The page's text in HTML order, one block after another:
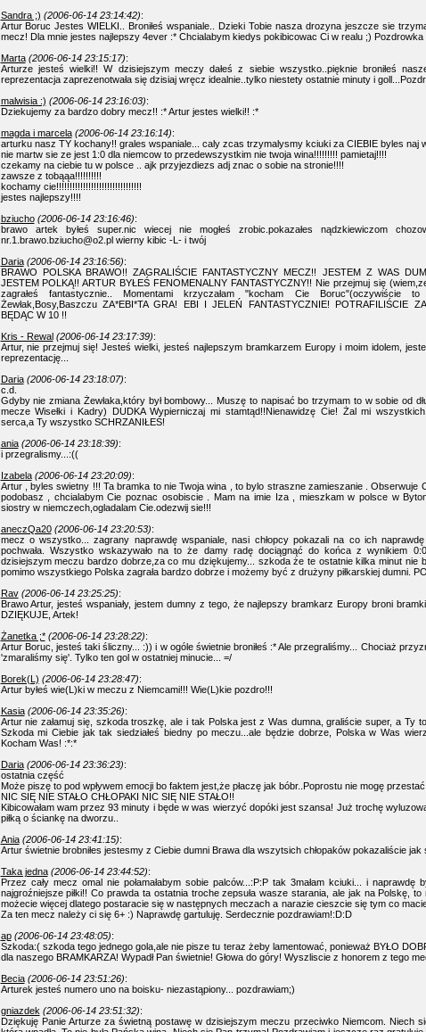
Sandra ;) (2006-06-14 23:14:42):
Artur Boruc Jestes WIELKI.. Broniłeś wspaniale.. Dzieki Tobie nasza drozyna jeszcze sie
mecz! Dla mnie jestes najlepszy 4ever :* Chcialabym kiedys pokibicowac Ci w realu ;) Pozdrowka
Marta (2006-06-14 23:15:17):
Arturze jesteś wielki!! W dzisiejszym meczy dałeś z siebie wszystko..pięknie broniłeś
reprezentacja zaprezenotwała się dzisiaj wręcz idealnie..tylko niestety ostatnie minuty i
malwisia :) (2006-06-14 23:16:03):
Dziekujemy za bardzo dobry mecz!! :* Artur jestes wielki!! :*
magda i marcela (2006-06-14 23:16:14):
arturku nasz TY kochany!! grales wspaniale... caly zcas trzymalysmy kciuki za CIEBIE byles naj
nie martw sie ze jest 1:0 dla niemcow to przedewszystkim nie twoja wina!!!!!!!!! pamietaj!!!!
czekamy na ciebie tu w polsce .. ajk przyjezdiezs adj znac o sobie na stronie!!!!
zawsze z tobąąa!!!!!!!!!!
kochamy cie!!!!!!!!!!!!!!!!!!!!!!!!!!!!!!!!
jestes najlepszy!!!!
bziucho (2006-06-14 23:16:46):
brawo artek byłeś super.nic wiecej nie mogłeś zrobic.pokazałes nądzkiewiczom
nr.1.brawo.bziucho@o2.plwierny kibic -L- i twój
Daria (2006-06-14 23:16:56):
BRAWO POLSKA BRAWO!! ZAGRALIŚCIE FANTASTYCZNY MECZ!! JESTEM Z WAS
JESTEM POLKĄ!! ARTUR BYŁEŚ FENOMENALNY FANTASTYCZNY!! Nie przejmuj się
zagrałeś fantastycznie.. Momentami krzyczałam "kocham Cie Boruc"(oczywiście to
Żewłak,Bosy,Baszczu ZA*EBI*TA GRA! EBI I JELEŃ FANTASTYCZNIE! POTRAFILIŚCIE
BĘDĄC W 10 !!
Kris - Rewal (2006-06-14 23:17:39):
Artur, nie przejmuj się! Jesteś wielki, jesteś najlepszym bramkarzem Europy i moim idolem,
reprezentację...
Daria (2006-06-14 23:18:07):
c.d.
Gdyby nie zmiana Żewłaka,który był bombowy... Muszę to napisać bo trzymam to w sobie od
mecze Wisełki i Kadry) DUDKA Wypierniczaj mi stamtąd!!Nienawidzę Cie! Żal mi wszystkich
serca,a Ty wszystko SCHRZANIŁEŚ!
ania (2006-06-14 23:18:39):
i przegralismy...:((
Izabela (2006-06-14 23:20:09):
Artur , byles swietny !!! Ta bramka to nie Twoja wina , to bylo straszne zamieszanie . Obserwuje
podobasz , chcialabym Cie poznac osobiscie . Mam na imie Iza , mieszkam w polsce w
siostry w niemczech,ogladalam Cie.odezwij sie!!!
aneczQa20 (2006-06-14 23:20:53):
mecz o wszystko... zagrany naprawdę wspaniale, nasi chłopcy pokazali na co ich
pochwała. Wszystko wskazywało na to że damy radę dociągnąć do końca z wynikiem
dzisiejszym meczu bardzo dobrze,za co mu dziękujemy... szkoda że te ostatnie kilka minut nie
pomimo wszystkiego Polska zagrała bardzo dobrze i możemy być z drużyny piłkarskiej dumni.
Rav (2006-06-14 23:25:25):
Brawo Artur, jesteś wspaniały, jestem dumny z tego, że najlepszy bramkarz Europy broni
DZIĘKUJE, Artek!
Żanetka ;* (2006-06-14 23:28:22):
Artur Boruc, jesteś taki śliczny... :)) i w ogóle świetnie broniłeś :* Ale przegraliśmy... Chociaż
'zmaraliśmy się'. Tylko ten gol w ostatniej minucie... =/
Borek(L) (2006-06-14 23:28:47):
Artur byłeś wie(L)ki w meczu z Niemcami!!! Wie(L)kie pozdro!!!
Kasia (2006-06-14 23:35:26):
Artur nie załamuj się, szkoda troszkę, ale i tak Polska jest z Was dumna, graliście super, a Ty
Szkoda mi Ciebie jak tak siedziałeś biedny po meczu...ale będzie dobrze, Polska w Was
Kocham Was! :*:*
Daria (2006-06-14 23:36:23):
ostatnia część
Może piszę to pod wpływem emocji bo faktem jest,że płaczę jak bóbr..Poprostu nie mogę
NIC SIĘ NIE STAŁO CHŁOPAKI NIC SIĘ NIE STAŁO!!
Kibicowałam wam przez 93 minuty i będe w was wierzyć dopóki jest szansa! Już trochę
piłką o ściankę na dworzu..
Ania (2006-06-14 23:41:15):
Artur świetnie brobniłes jestesmy z Ciebie dumni Brawa dla wszytsich chłopaków pokazaliście jak
Taka jedna (2006-06-14 23:44:52):
Przez cały mecz omal nie połamałabym sobie palców...:P:P tak 3małam kciuki... i naprawdę
najgroźniejsze piłki!! Co prawda ta ostatnia troche zepsuła wasze starania, ale jak na Polskę, to
możecie więcej dlatego postaracie się w następnych meczach a narazie cieszcie się tym co
Za ten mecz należy ci się 6+ :) Naprawdę gartuluję. Serdecznie pozdrawiam!:D:D
ap (2006-06-14 23:48:05):
Szkoda:( szkoda tego jednego gola,ale nie pisze tu teraz żeby lamentować, ponieważ BYŁO
dla naszego BRAMKARZA! Wypadł Pan świetnie! Głowa do góry! Wyszliscie z honorem z tego
Becia (2006-06-14 23:51:26):
Arturek jesteś numero uno na boisku- niezastąpiony... pozdrawiam;)
gniazdek (2006-06-14 23:51:32):
Dziękuję Panie Arturze za świetną postawę w dzisiejszym meczu przeciwko Niemcom. Niech